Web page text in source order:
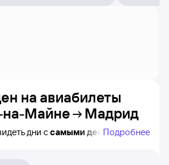
на авиабилеты
Майне
Мадрид
дни ссамыми дешёвыми
Подробнее